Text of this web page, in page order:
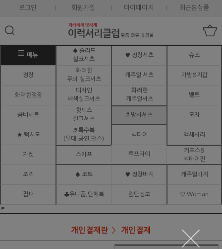
로그인 회원가입 마이페이지 최근본상품
메뉴
♠ 솔리드
실크셔츠
♥ 정장셔츠 슈즈
정장
화려한
무늬 실크셔츠
캐주얼 셔츠 가방&지갑
화려한정장
디자인
배색실크셔츠
화려한
캐주얼셔츠
벨트
콤비세트
핫픽스
실크셔츠
# 망사셔츠 모자
★ 턱시도
♬ 특수복
(무대.공연,댄스)
넥타이 액세서리
자켓 스카프 루프타이
커프스&
넥타이핀
조끼 ♠ 코트 ♥ 정장바지 캐주얼바지
점퍼 ♣유니폼,단체복 원단정보 ♡ Woman
ㅌ
개인결재란 개인결재